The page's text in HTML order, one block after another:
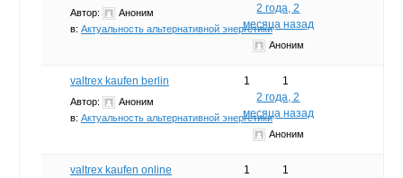
Автор:
Аноним
в: Актуальность альтернативной энергетики
2 года, 2
месяца назад
Аноним
valtrex kaufen berlin
Автор:
Аноним
в: Актуальность альтернативной энергетики
1
1
2 года, 2
месяца назад
Аноним
valtrex kaufen online 1
1